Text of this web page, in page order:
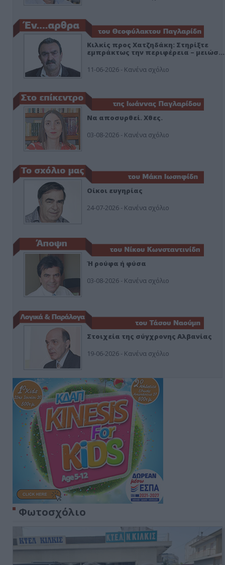
Κιλκίς προς Χατζηδάκη: Στηρίξτε
εμπράκτως την περιφέρεια – μειώσ…
11-06-2026 - Κανένα σχόλιο
Να αποσυρθεί. Χθες.
03-08-2026 - Κανένα σχόλιο
Οίκοι ευγηρίας
24-07-2026 - Κανένα σχόλιο
Ή ρούφα ή φύσα
03-08-2026 - Κανένα σχόλιο
Στοιχεία της σύγχρονης Αλβανίας
19-06-2026 - Κανένα σχόλιο
Φωτοσχόλιο